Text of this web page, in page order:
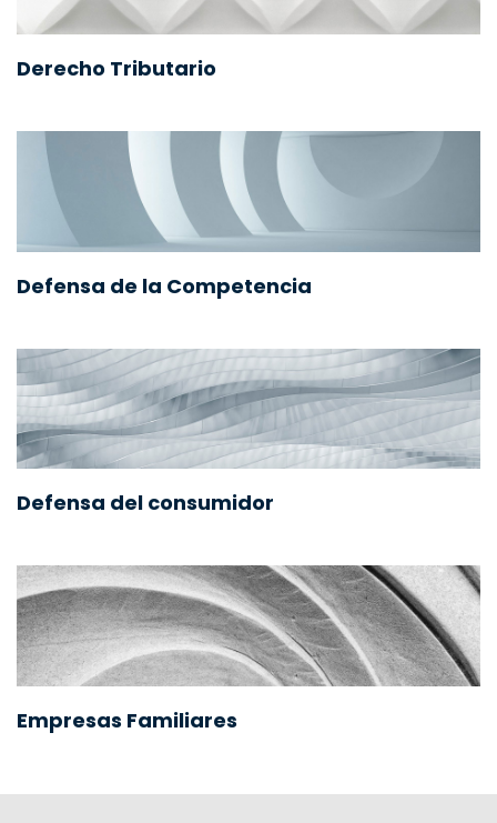
Derecho Tributario
Defensa de la Competencia
Defensa del consumidor
Empresas Familiares